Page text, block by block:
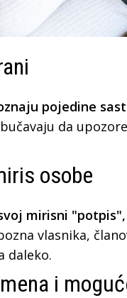
pojedine
da
osobe
mirisni
vlasnika,
daleko.
i